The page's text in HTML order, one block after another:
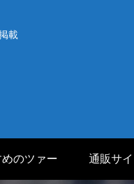
載
のツァー 通販サイ